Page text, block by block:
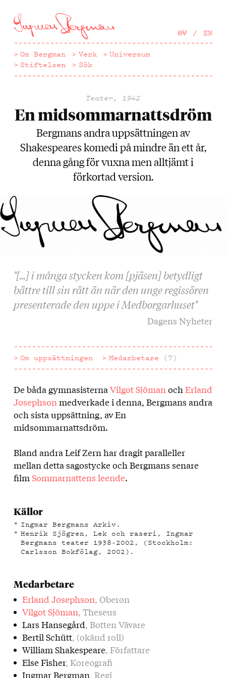
till
huvudinnehåll
SV EN
Om Bergman Verk
Universum
Stiftelsen
Sök
Teater, 1942
En midsommarnattsdröm
Bergmans andra uppsättningen av
Shakespeares komedi på mindre än ett år,
denna gång för vuxna men alltjämt i
förkortad version.
"[...] i många stycken kom [pjäsen] betydligt
bättre till sin rätt än när den unge regissören
presenterade den uppe i Medborgarhuset"
Dagens Nyheter
Om uppsättningen Medarbetare (7)
Om
uppsättningen
De båda gymnasisterna Vilgot Sjöman och Erland
Josephson medverkade i denna, Bergmans andra
och sista uppsättning, av En
midsommarnattsdröm.
Bland andra Leif Zern har dragit paralleller
mellan detta sagostycke och Bergmans senare
film Sommarnattens leende.
Källor
Ingmar Bergmans Arkiv.
Henrik Sjögren, Lek och raseri, Ingmar
Bergmans teater 1938-2002, (Stockholm:
Carlsson Bokfölag, 2002).
Medarbetare
Erland Josephson, Oberon
Vilgot Sjöman, Theseus
Lars Hansegård, Botten Vävare
Bertil Schütt, (okänd roll)
William Shakespeare, Författare
Else Fisher, Koreografi
Ingmar Bergman, Regi